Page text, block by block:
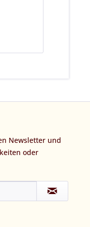
Newsletter und
oder